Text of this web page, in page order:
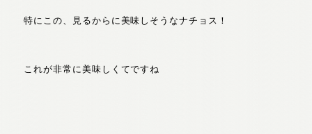
特にこの、見るからに美味しそうなナチョス！
これが非常に美味しくてですね